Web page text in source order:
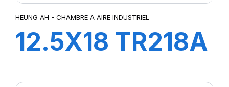
HEUNG AH - CHAMBRE A AIRE INDUSTRIEL
12.5X18 TR218A